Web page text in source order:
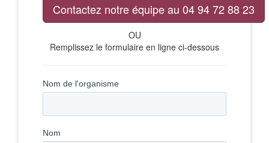
Contactez notre équipe au 04 94 72 88 23
OU
Remplissez le formulaire en ligne ci-dessous